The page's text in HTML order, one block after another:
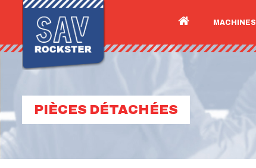
MACHINES
PIÈCES DÉTACHÉES